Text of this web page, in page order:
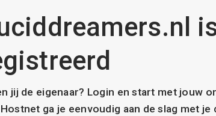
jij de eigenaar? Login en start met jouw
ga je eenvoudig aan de slag met je